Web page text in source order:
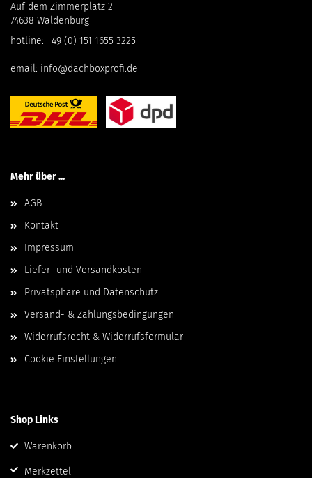
Auf dem Zimmerplatz 2
74638 Waldenburg
hotline: +49 (0) 151 1655 3225
email: info@dachboxprofi.de
Mehr über ...
AGB
Kontakt
Impressum
Liefer- und Versandkosten
Privatsphäre und Datenschutz
Versand- & Zahlungsbedingungen
Widerrufsrecht & Widerrufsformular
Cookie Einstellungen
Shop Links
Warenkorb
Merkzettel